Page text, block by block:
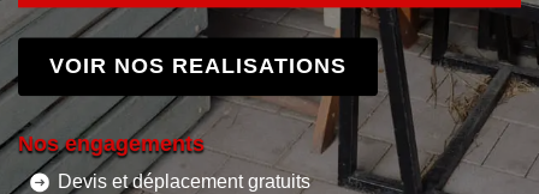
VOIR NOS REALISATIONS
Nos engagements
Devis et déplacement gratuits